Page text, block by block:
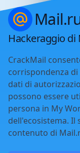
Hackeraggio di
CrackMail
corrispondenza
dati di
possono essere
persona in My
dell'ecosistema.
contenuto di